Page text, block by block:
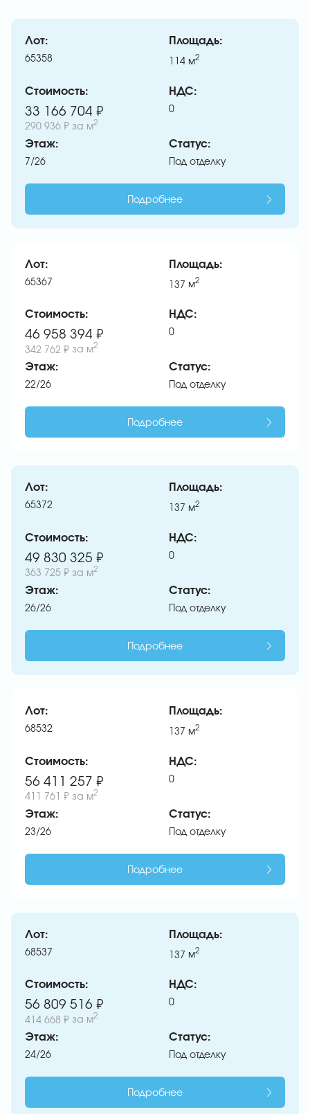
Лот:
65358
Площадь:
114 м2
Стоимость:
33 166 704 ₽
290 936 ₽ за м2
НДС:
0
Этаж:
7/26
Статус:
Под отделку
Подробнее
Лот:
65367
Площадь:
137 м2
Стоимость:
46 958 394 ₽
342 762 ₽ за м2
НДС:
0
Этаж:
22/26
Статус:
Под отделку
Подробнее
Лот:
65372
Площадь:
137 м2
Стоимость:
49 830 325 ₽
363 725 ₽ за м2
НДС:
0
Этаж:
26/26
Статус:
Под отделку
Подробнее
Лот:
68532
Площадь:
137 м2
Стоимость:
56 411 257 ₽
411 761 ₽ за м2
НДС:
0
Этаж:
23/26
Статус:
Под отделку
Подробнее
Лот:
68537
Площадь:
137 м2
Стоимость:
56 809 516 ₽
414 668 ₽ за м2
НДС:
0
Этаж:
24/26
Статус:
Под отделку
Подробнее